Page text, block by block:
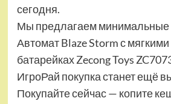
сегодня.
Мы предлагаем минимальные
Автомат Blaze Storm с
батарейках Zecong Toys
ИгроРай покупка станет ещё
Покупайте сейчас — копите